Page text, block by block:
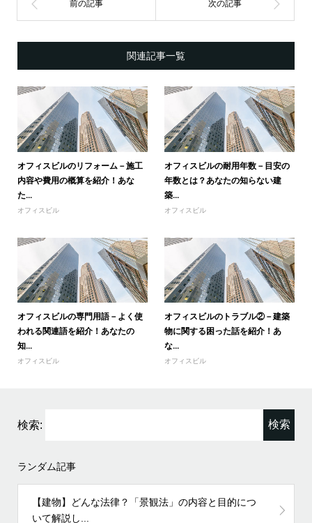
関連記事一覧
オフィスビルのリフォーム－施工
内容や費用の概算を紹介！あな
た...
オフィスビル
オフィスビルの耐用年数－目安の
年数とは？あなたの知らない建
築...
オフィスビル
オフィスビルの専門用語－よく使
われる関連語を紹介！あなたの
知...
オフィスビル
オフィスビルのトラブル②－建築
物に関する困った話を紹介！あ
な...
オフィスビル
検索:
ランダム記事
【建物】どんな法律？「景観法」の内容と目的につ
いて解説し...